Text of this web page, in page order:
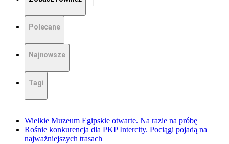
Polecane
Najnowsze
Tagi
Wielkie Muzeum Egipskie otwarte. Na razie na próbę
Rośnie konkurencja dla PKP Intercity. Pociągi pojadą na
najważniejszych trasach